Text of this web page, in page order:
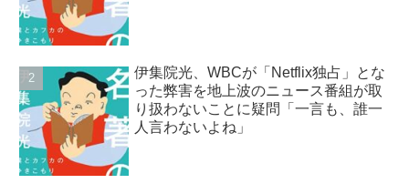
伊集院光、WBCが「Netflix独占」とな
った弊害を地上波のニュース番組が取
り扱わないことに疑問「一言も、誰一
人言わないよね」